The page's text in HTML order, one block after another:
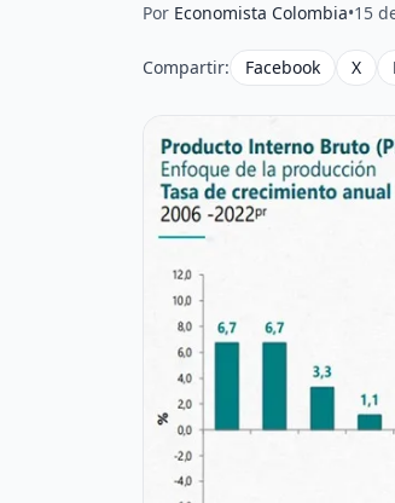
Por Economista Colombia•15
Compartir: Facebook X